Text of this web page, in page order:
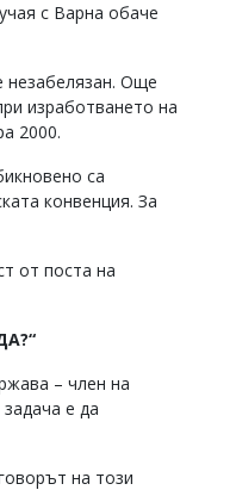
с Варна обаче
незабелязан. Още
изработването на
2000.
са
конвенция. За
от поста на
– член на
е да
на този